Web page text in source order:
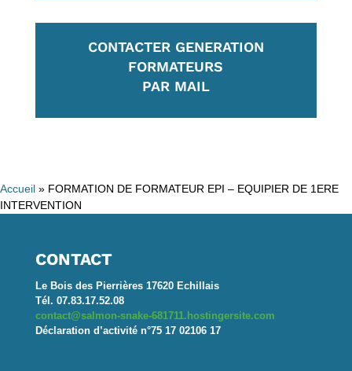
CONTACTER GENERATION
FORMATEURS
PAR MAIL
Accueil » FORMATION DE FORMATEUR EPI – EQUIPIER DE 1ERE
INTERVENTION
CONTACT
Le Bois des Pierrières 17620 Echillais
Tél. 07.83.17.52.08
contact@salmon-snake-681711.hostingersite.com
Déclaration d’activité n°75 17 02106 17